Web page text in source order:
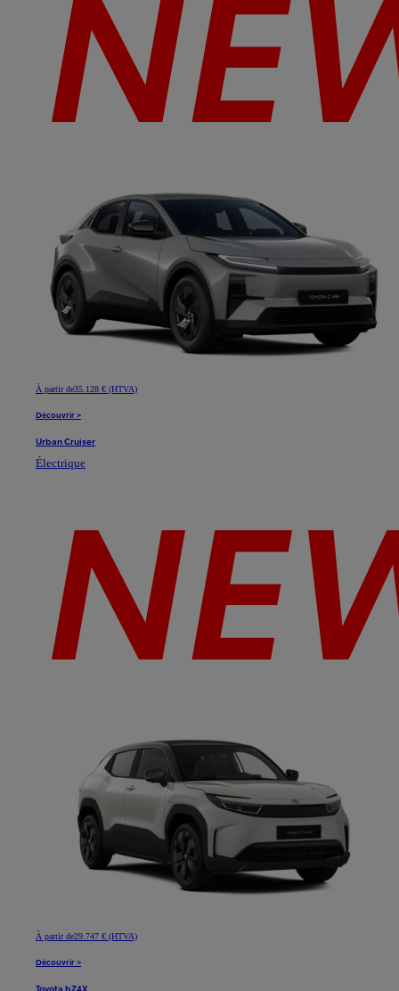
À partir de35.128 € (HTVA)
Découvrir >
Urban Cruiser
Électrique
À partir de29.747 € (HTVA)
Découvrir >
Toyota bZ4X